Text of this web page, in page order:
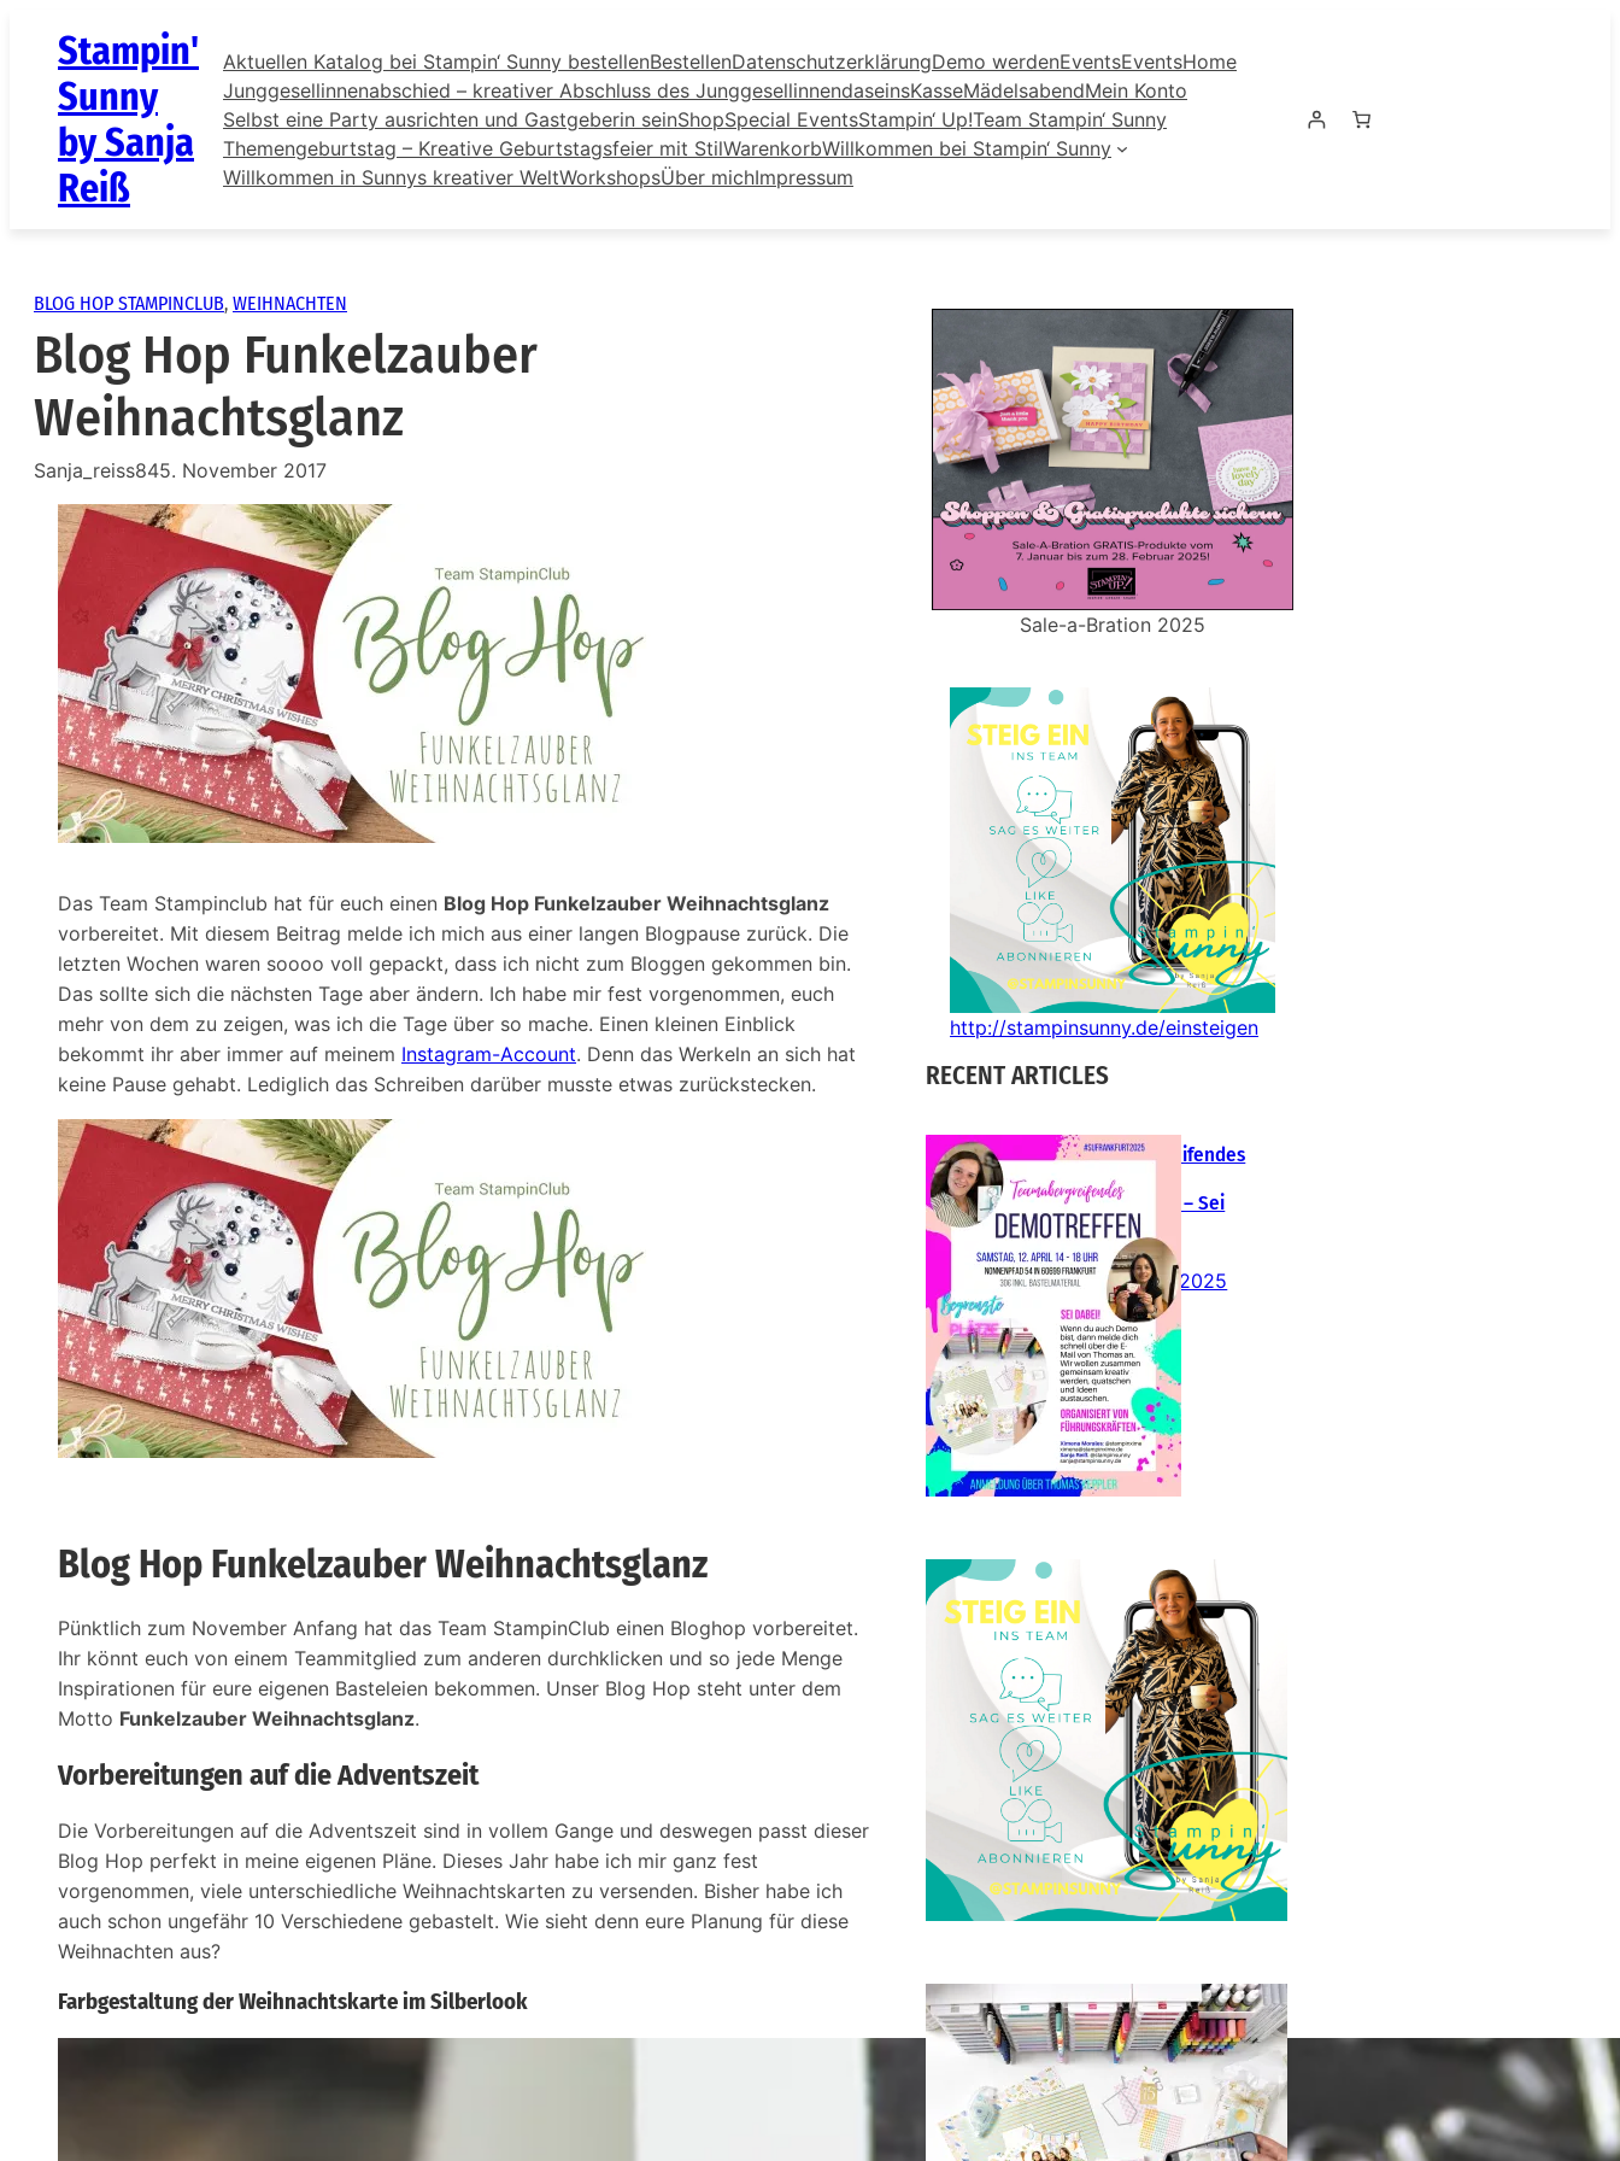
springen
Stampin'
Sunny
by Sanja
Reiß
Aktuellen Katalog bei Stampin‘ Sunny bestellenBestellenDatenschutzerklärungDemo werdenEventsEventsHome
Junggesellinnenabschied – kreativer Abschluss des JunggesellinnendaseinsKasseMädelsabendMein Konto
Selbst eine Party ausrichten und Gastgeberin seinShopSpecial EventsStampin‘ Up!Team Stampin‘ Sunny
Themengeburtstag – Kreative Geburtstagsfeier mit StilWarenkorbWillkommen bei Stampin‘ Sunny
Willkommen in Sunnys kreativer WeltWorkshopsÜber michImpressum
BLOG HOP STAMPINCLUB, WEIHNACHTEN
Blog Hop Funkelzauber
Weihnachtsglanz
Sanja_reiss845. November 2017
Das Team Stampinclub hat für euch einen Blog Hop Funkelzauber Weihnachtsglanz
vorbereitet. Mit diesem Beitrag melde ich mich aus einer langen Blogpause zurück. Die
letzten Wochen waren soooo voll gepackt, dass ich nicht zum Bloggen gekommen bin.
Das sollte sich die nächsten Tage aber ändern. Ich habe mir fest vorgenommen, euch
mehr von dem zu zeigen, was ich die Tage über so mache. Einen kleinen Einblick
bekommt ihr aber immer auf meinem Instagram-Account. Denn das Werkeln an sich hat
keine Pause gehabt. Lediglich das Schreiben darüber musste etwas zurückstecken.
Blog Hop Funkelzauber Weihnachtsglanz
Pünktlich zum November Anfang hat das Team StampinClub einen Bloghop vorbereitet.
Ihr könnt euch von einem Teammitglied zum anderen durchklicken und so jede Menge
Inspirationen für eure eigenen Basteleien bekommen. Unser Blog Hop steht unter dem
Motto Funkelzauber Weihnachtsglanz.
Vorbereitungen auf die Adventszeit
Die Vorbereitungen auf die Adventszeit sind in vollem Gange und deswegen passt dieser
Blog Hop perfekt in meine eigenen Pläne. Dieses Jahr habe ich mir ganz fest
vorgenommen, viele unterschiedliche Weihnachtskarten zu versenden. Bisher habe ich
auch schon ungefähr 10 Verschiedene gebastelt. Wie sieht denn eure Planung für diese
Weihnachten aus?
Farbgestaltung der Weihnachtskarte im Silberlook
Sale-a-Bration 2025
http://stampinsunny.de/einsteigen
RECENT ARTICLES
Teamübergreifendes
Stampin‘ Up!
Demotreffen – Sei
dabei!
26. Februar 2025
Einsteigen 2025 im
Team Stampin‘ Sunny
23. Januar 2025
GANZ NEU:
Scrapbooking Club
2025
21. Januar 2025